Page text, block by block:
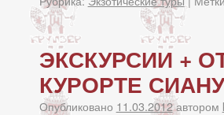
ЭКСКУРСИИ +
КУРОРТЕ
Опубликовано 11.03.2012автором